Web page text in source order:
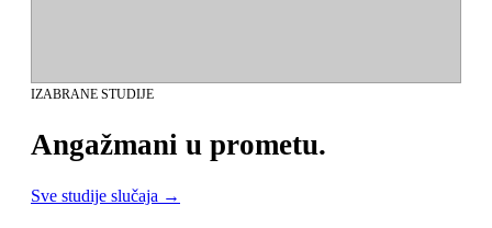
IZABRANE STUDIJE
Angažmani u prometu.
Sve studije slučaja →